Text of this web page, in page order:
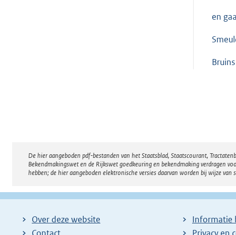
en
Bruins
Disclaimer
De hier aangeboden pdf-bestanden van het Staatsblad, Staatscourant,
Bekendmakingswet en de Rijkswet goedkeuring en bekendmaking verdragen
hebben; de hier aangeboden elektronische versies daarvan worden bij wijze van
Over deze website
Informatie